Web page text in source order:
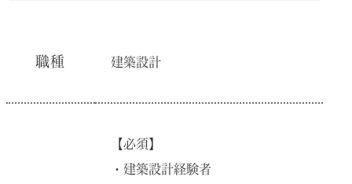
職種 建築設計
【必須】
・建築設計経験者